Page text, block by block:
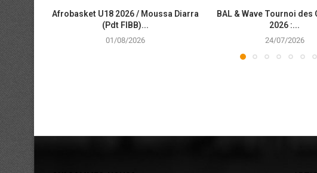
Afrobasket U18 2026 / Moussa Diarra
(Pdt FIBB)...
01/08/2026
BAL & Wave Tournoi des
2026 :...
24/07/2026